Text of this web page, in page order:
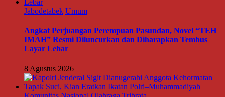
Jabodetabek Umum
Angkat Perjuangan Perempuan Pasundan, Novel “TEH
IMAH” Resmi Diluncurkan dan Diharapkan Tembus
Layar Lebar
8 Agustus 2026